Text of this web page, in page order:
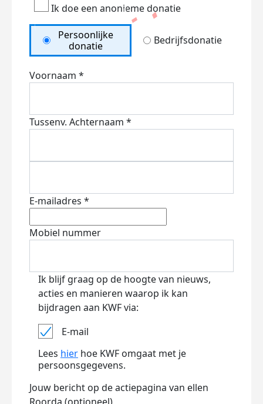
Ik doe een anonieme donatie
Persoonlijke
donatie
Bedrijfsdonatie
Voornaam *
Tussenv. Achternaam *
E-mailadres *
Mobiel nummer
Ik blijf graag op de hoogte van nieuws,
acties en manieren waarop ik kan
bijdragen aan KWF via:
E-mail
Lees hier hoe KWF omgaat met je
persoonsgegevens.
Jouw bericht op de actiepagina van ellen